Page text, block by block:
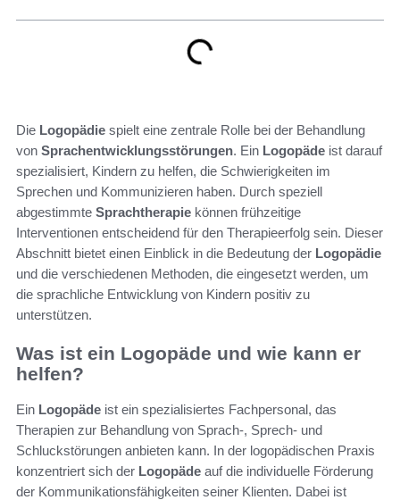
Die Logopädie spielt eine zentrale Rolle bei der Behandlung
von Sprachentwicklungsstörungen. Ein Logopäde ist darauf
spezialisiert, Kindern zu helfen, die Schwierigkeiten im
Sprechen und Kommunizieren haben. Durch speziell
abgestimmte Sprachtherapie können frühzeitige
Interventionen entscheidend für den Therapieerfolg sein. Dieser
Abschnitt bietet einen Einblick in die Bedeutung der Logopädie
und die verschiedenen Methoden, die eingesetzt werden, um
die sprachliche Entwicklung von Kindern positiv zu
unterstützen.
Was ist ein Logopäde und wie kann er
helfen?
Ein Logopäde ist ein spezialisiertes Fachpersonal, das
Therapien zur Behandlung von Sprach-, Sprech- und
Schluckstörungen anbieten kann. In der logopädischen Praxis
konzentriert sich der Logopäde auf die individuelle Förderung
der Kommunikationsfähigkeiten seiner Klienten. Dabei ist